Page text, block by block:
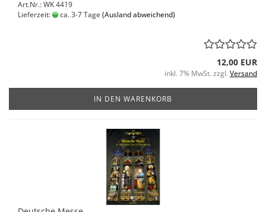
Art.Nr.: WK 4419
Lieferzeit:
ca. 3-7 Tage (Ausland abweichend)
12,00 EUR
inkl. 7% MwSt. zzgl. Versand
IN DEN WARENKORB